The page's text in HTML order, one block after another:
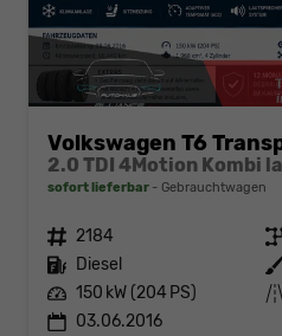
Volkswagen T6
sofort lieferbar Gebrauchtwagen
Fahrzeugnr. 2184
Kraftstoff Diesel
Leistung 150 kW (204 PS) Kilometerstand
03.06.2016